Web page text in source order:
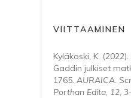
VIITTAAMINEN
Kyläkoski, K.
Gaddin julkiset
1765. AURAICA.
Porthan Edita, 12,